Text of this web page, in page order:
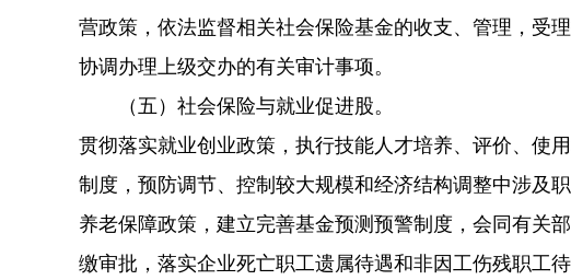
营政策，依法监督相关社会保险基金的收支、管理，受
协调办理上级交办的有关审计事项。
（五）社会保险与就业促进股。
贯彻落实就业创业政策，执行技能人才培养、评价、使
制度，预防调节、控制较大规模和经济结构调整中涉及
养老保障政策，建立完善基金预测预警制度，会同有关
缴审批，落实企业死亡职工遗属待遇和非因工伤残职工